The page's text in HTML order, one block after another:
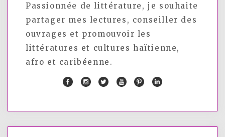
Passionnée de littérature, je souhaite
partager mes lectures, conseiller des
ouvrages et promouvoir les
littératures et cultures haïtienne,
afro et caribéenne.